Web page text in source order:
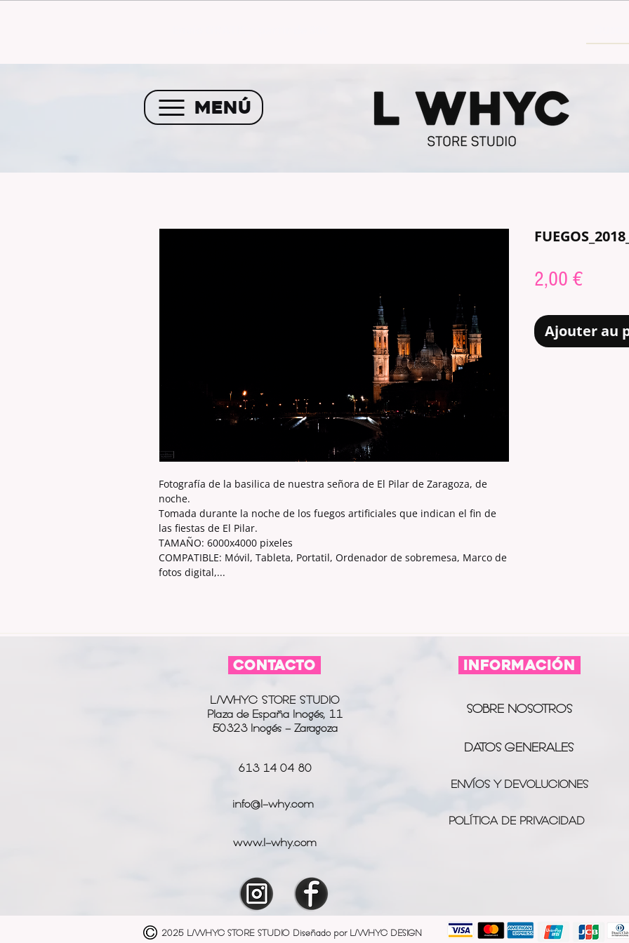
Fotografía de la basilica de nuestra señora de El Pilar de Zaragoza, de
noche.
Tomada durante la noche de los fuegos artificiales que indican el fin de
las fiestas de El Pilar.
TAMAÑO: 6000x4000 pixeles
COMPATIBLE: Móvil, Tableta, Portatil, Ordenador de sobremesa, Marco de
fotos digital,...
2,00 €Prix
Ajouter au
CONTACTO
L/WHYC STORE STUDIO
Plaza de España Inogés, 11
50323 Inogés - Zaragoza
613 14 04 80
información
SOBRE NOSOTROS
DATOS GENERALES
ENVÍOS Y DEVOLUCIONES
info@l-why.com
POLÍTICA DE PRIVACIDAD
www.l-why.com
MENÚ
2025 L/WHYC STORE STUDIO Diseñado por L/WHYC DESIGN